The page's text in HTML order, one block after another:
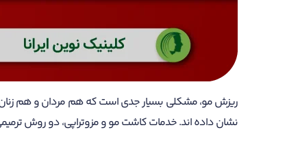
ریزش مو، مشکلی بسیار جدی است که هم مردان و هم
نشان داده اند. خدمات کاشت مو و مزوتراپی، دو روش